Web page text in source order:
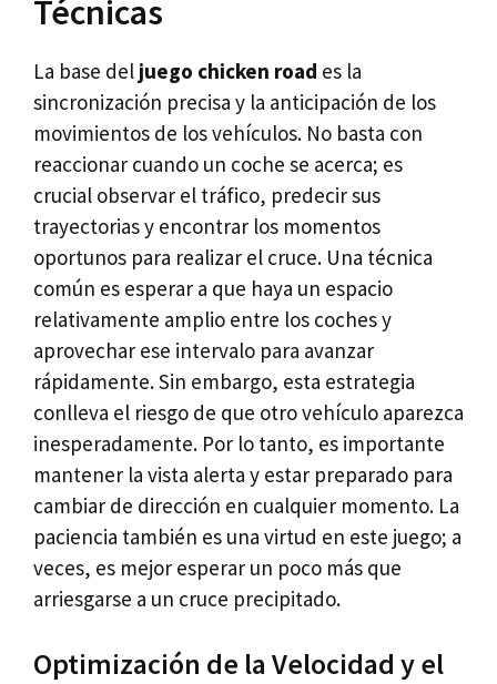
Técnicas
La base del juego chicken road es la
sincronización precisa y la anticipación de los
movimientos de los vehículos. No basta con
reaccionar cuando un coche se acerca; es
crucial observar el tráfico, predecir sus
trayectorias y encontrar los momentos
oportunos para realizar el cruce. Una técnica
común es esperar a que haya un espacio
relativamente amplio entre los coches y
aprovechar ese intervalo para avanzar
rápidamente. Sin embargo, esta estrategia
conlleva el riesgo de que otro vehículo aparezca
inesperadamente. Por lo tanto, es importante
mantener la vista alerta y estar preparado para
cambiar de dirección en cualquier momento. La
paciencia también es una virtud en este juego; a
veces, es mejor esperar un poco más que
arriesgarse a un cruce precipitado.
Optimización de la Velocidad y el